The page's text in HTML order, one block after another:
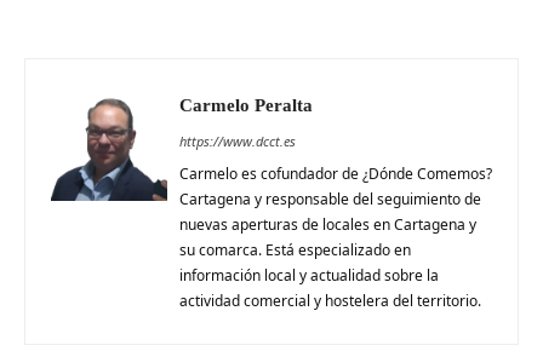
Carmelo Peralta
https://www.dcct.es
Carmelo es cofundador de ¿Dónde Comemos?
Cartagena y responsable del seguimiento de
nuevas aperturas de locales en Cartagena y
su comarca. Está especializado en
información local y actualidad sobre la
actividad comercial y hostelera del territorio.